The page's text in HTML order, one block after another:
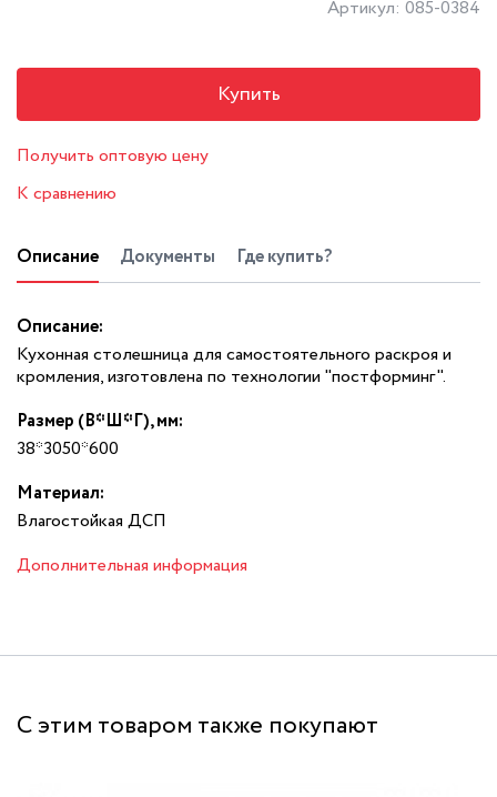
Артикул: 085-0384
Купить
Получить оптовую цену
К сравнению
Описание Документы Где купить?
Описание:
Кухонная столешница для самостоятельного раскроя и
кромления, изготовлена по технологии "постформинг".
Размер (В*Ш*Г), мм:
38*3050*600
Материал:
Влагостойкая ДСП
Дополнительная информация
С этим товаром также покупают